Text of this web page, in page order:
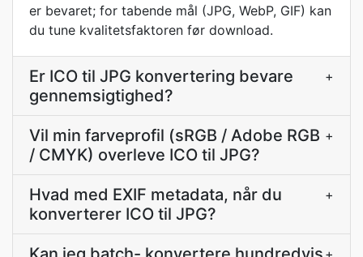
er bevaret; for tabende mål (JPG, WebP, GIF) kan
du tune kvalitetsfaktoren før download.
Er ICO til JPG konvertering bevare
gennemsigtighed?
+
Vil min farveprofil (sRGB / Adobe RGB
/ CMYK) overleve ICO til JPG?
+
Hvad med EXIF metadata, når du
konverterer ICO til JPG?
+
+